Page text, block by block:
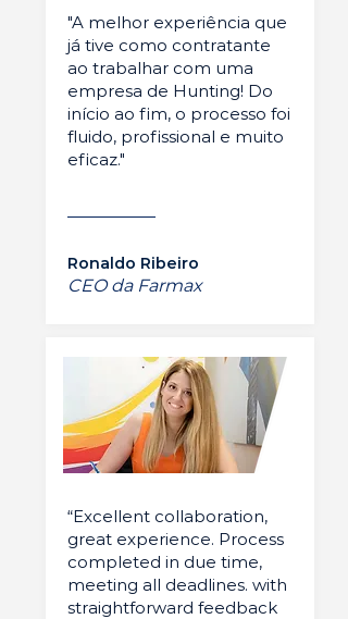
"A melhor experiência que
já tive como contratante
ao trabalhar com uma
empresa de Hunting! Do
início ao fim, o processo foi
fluido, profissional e muito
eficaz."
Ronaldo Ribeiro
CEO da Farmax
“Excellent collaboration,
great experience. Process
completed in due time,
meeting all deadlines. with
straightforward feedback